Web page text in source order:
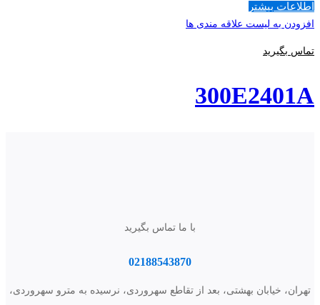
اطلاعات بیشتر
افزودن به لیست علاقه مندی ها
تماس بگیرید
300E2401A
با ما تماس بگیرید
02188543870
تهران، خیابان بهشتی، بعد از تقاطع سهروردی، نرسیده به مترو سهروردی،